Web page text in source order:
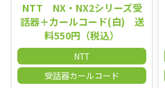
NTT NX・NX2シリーズ受
話器＋カールコード(白) 送
料550円（税込）
NTT
受話器カールコード